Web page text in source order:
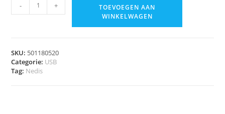
- +
TOEVOEGEN AAN
WINKELWAGEN
SKU: 501180520
Categorie: USB
Tag: Nedis